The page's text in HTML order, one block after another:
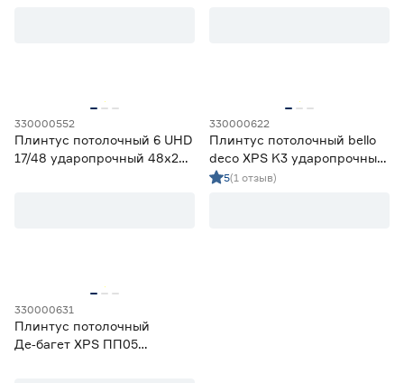
330000552
Плинтус потолочный 6 UHD
17/48 ударопрочный 48х23
330000622
Плинтус потолочный bello
deco XPS K3 ударопрочный
100х40 мм 2 м
5(1 отзыв)
330000631
Плинтус потолочный
Де‑багет XPS ПП05